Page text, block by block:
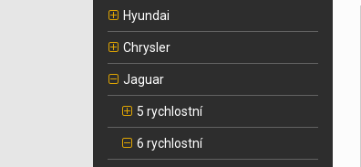
Hyundai
Chrysler
Jaguar
5 rychlostní
6 rychlostní